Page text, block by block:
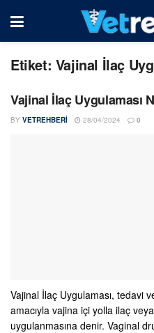
Etiket: Vajinal İlaç
Vajinal İlaç Uygulaması
BY VETREHBERI 28/04/2024 0
Vajinal İlaç Uygulaması, tedavi
amacıyla vajina içi yolla ilaç
uygulanmasına denir. Vaginal